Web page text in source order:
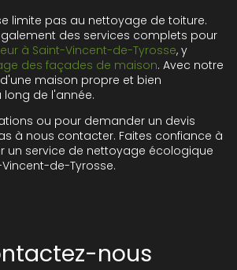
limite pas au nettoyage de toiture.
des services complets pour
à Saint-Vincent-de-Tyrosse, y
des façades de maison. Avec notre
maison propre et bien
de l'année.
ou pour demander un devis
à nous contacter. Faites confiance à
un service de nettoyage écologique
de-Tyrosse.
nous